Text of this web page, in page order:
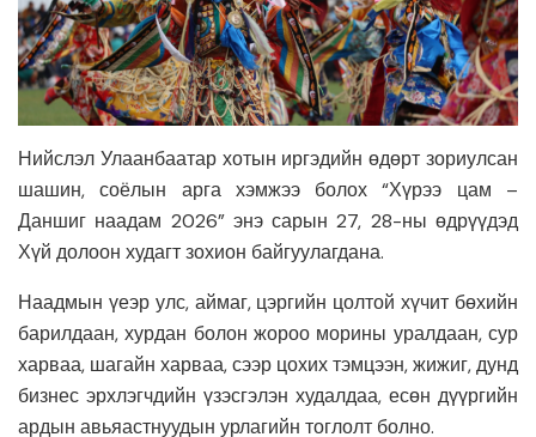
Нийслэл Улаанбаатар хотын иргэдийн өдөрт зориулсан
шашин, соёлын арга хэмжээ болох “Хүрээ цам –
Даншиг наадам 2026” энэ сарын 27, 28-ны өдрүүдэд
Хүй долоон худагт зохион байгуулагдана.
Наадмын үеэр улс, аймаг, цэргийн цолтой хүчит бөхийн
барилдаан, хурдан болон жороо морины уралдаан, сур
харваа, шагайн харваа, сээр цохих тэмцээн, жижиг, дунд
бизнес эрхлэгчдийн үзэсгэлэн худалдаа, есөн дүүргийн
ардын авьяастнуудын урлагийн тоглолт болно.